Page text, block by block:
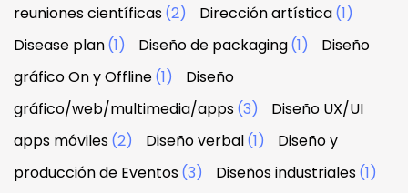
reuniones científicas(2) Dirección artística(1)
Disease plan(1) Diseño de packaging(1)
Diseño
gráfico On y Offline(1)
Diseño
gráfico/web/multimedia/apps(3)
Diseño UX/UI
apps móviles(2) Diseño verbal(1)
Diseño y
producción de Eventos(3) Diseños industriales(1)